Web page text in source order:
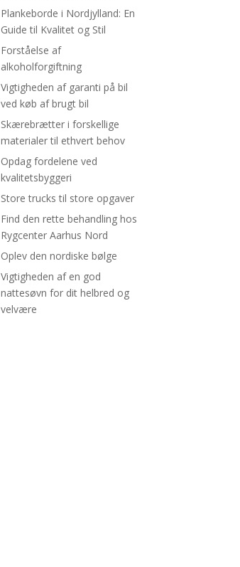
Plankeborde i Nordjylland: En
Guide til Kvalitet og Stil
Forståelse af
alkoholforgiftning
Vigtigheden af garanti på bil
ved køb af brugt bil
Skærebrætter i forskellige
materialer til ethvert behov
Opdag fordelene ved
kvalitetsbyggeri
Store trucks til store opgaver
Find den rette behandling hos
Rygcenter Aarhus Nord
Oplev den nordiske bølge
Vigtigheden af en god
nattesøvn for dit helbred og
velvære